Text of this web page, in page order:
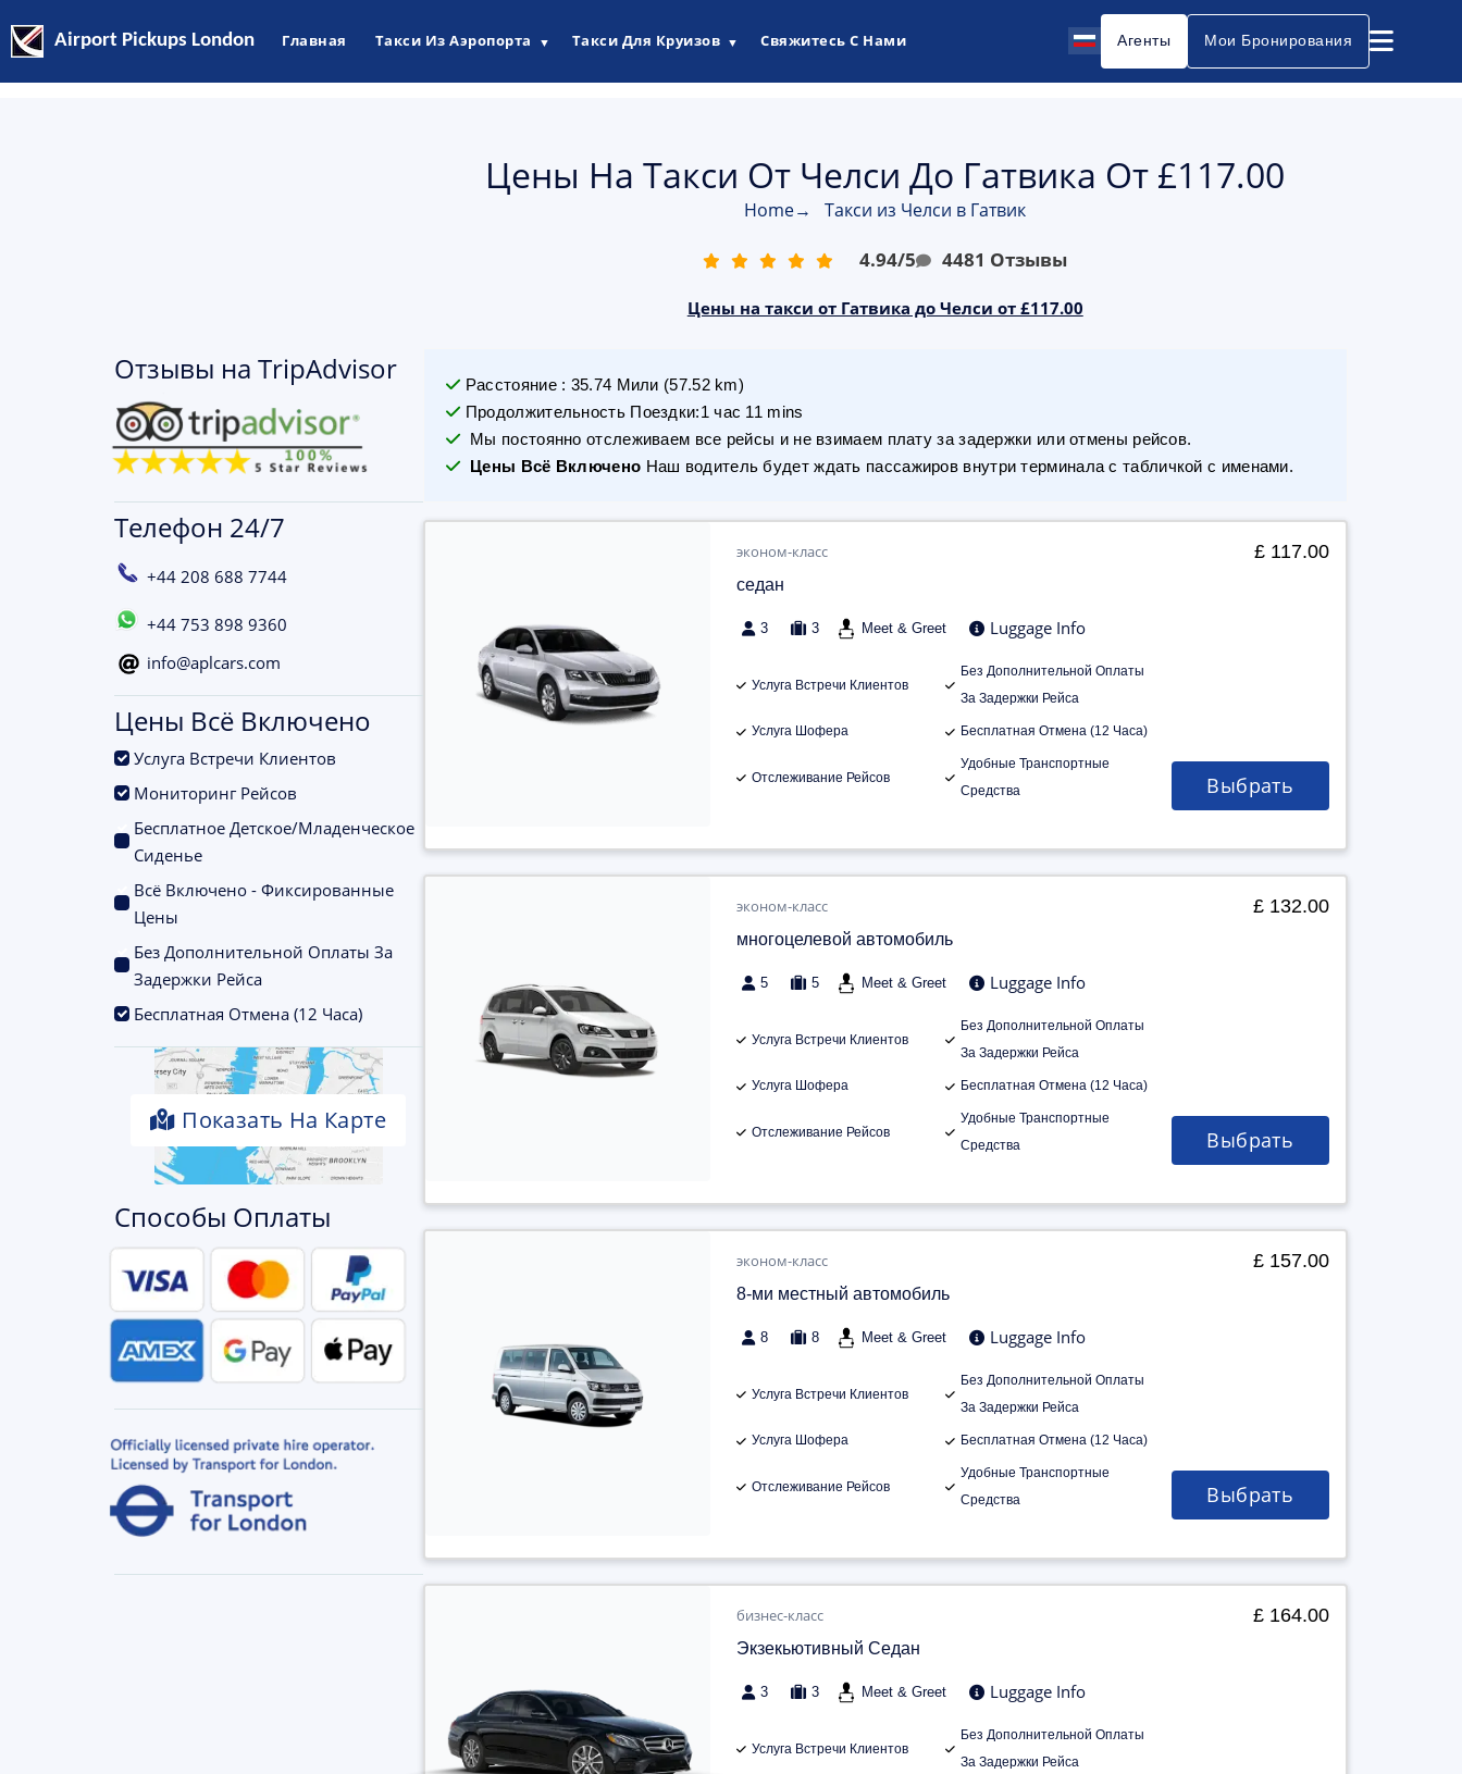
Airport Pickups London Главная Такси Из Аэропорта ▼ Такси Для Круизов ▼ Свяжитесь С Нами Агенты Мои Бронирования
Отзывы на TripAdvisor
Телефон 24/7
+44 208 688 7744
+44 753 898 9360
info@aplcars.com
Цены Всё Включено
Услуга Встречи Клиентов
Мониторинг Рейсов
Бесплатное Детское/Младенческое
Сиденье
Всё Включено - Фиксированные
Цены
Без Дополнительной Оплаты За
Задержки Рейса
Бесплатная Отмена (12 Часа)
Показать На Карте
Способы Оплаты
Цены На Такси От Челси До Гатвика От £117.00
Home→ Такси из Челси в Гатвик
4.94/5 4481 Отзывы
Цены на такси от Гатвика до Челси от £117.00
Расстояние: 35.74 Мили (57.52km)
Продолжительность Поездки:1 час 11 mins
Мы постоянно отслеживаем все рейсы и не взимаем плату за задержки или отмены рейсов.
Цены Всё Включено Наш водитель будет ждать пассажиров внутри терминала с табличкой с именами.
эконом-класс
седан
3 3 Meet & Greet Luggage Info
Услуга Встречи Клиентов
Без Дополнительной Оплаты
За Задержки Рейса
Услуга Шофера Бесплатная Отмена (12 Часа)
Отслеживание Рейсов
Удобные Транспортные
Средства
£ 117.00
Выбрать
эконом-класс
многоцелевой автомобиль
5 5 Meet & Greet Luggage Info
Услуга Встречи Клиентов
Без Дополнительной Оплаты
За Задержки Рейса
Услуга Шофера Бесплатная Отмена (12 Часа)
Отслеживание Рейсов
Удобные Транспортные
Средства
£ 132.00
Выбрать
эконом-класс
8-ми местный автомобиль
8 8 Meet & Greet Luggage Info
Услуга Встречи Клиентов
Без Дополнительной Оплаты
За Задержки Рейса
Услуга Шофера Бесплатная Отмена (12 Часа)
Отслеживание Рейсов
Удобные Транспортные
Средства
£ 157.00
Выбрать
бизнес-класс
Экзекьютивный Седан
3 3 Meet & Greet Luggage Info
Услуга Встречи Клиентов
Без Дополнительной Оплаты
За Задержки Рейса
£ 164.00